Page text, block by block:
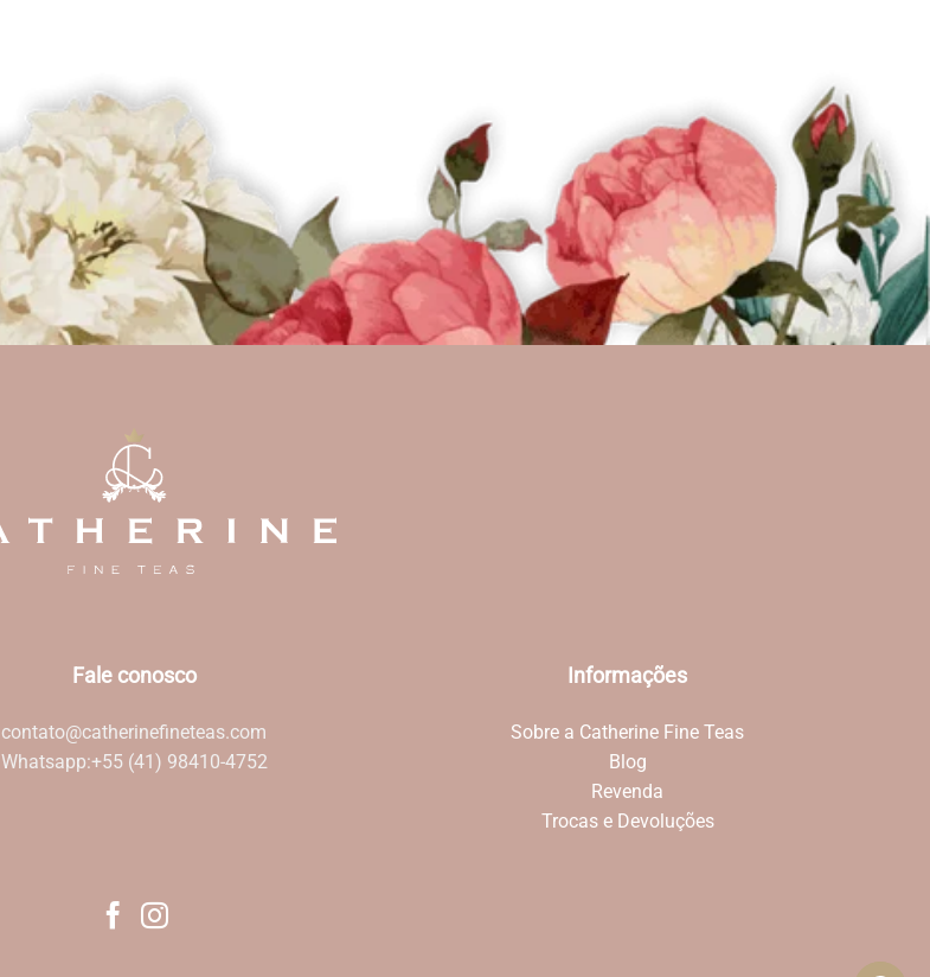
Fale conosco
contato@catherinefineteas.com
Whatsapp:+55 (41) 98410-4752
Informações
Sobre a Catherine Fine Teas
Blog
Revenda
Trocas e Devoluções